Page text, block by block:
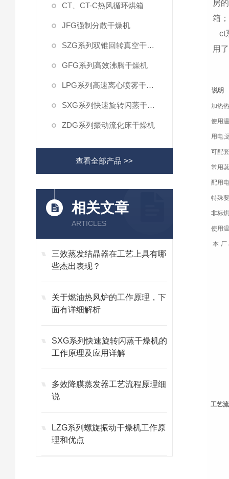
CT、CT-C热风循环烘箱
JFG强制分散干燥机
SZG系列双锥回转真空干燥机
GFG系列高效沸腾干燥机
LPG系列高速离心喷雾干燥机
SXG系列快速旋转闪蒸干燥机
ZDG系列振动流化床干燥机
查看全部产品 >>
相关文章
ARTICLES
三效蒸发结晶器在工艺上具有哪
些杰出表现？
关于燃油热风炉的工作原理，下
面有详细解析
SXG系列快速旋转闪蒸干燥机的
工作原理及应用详解
多效降膜蒸发器工艺流程原理细
说
LZG系列螺旋振动干燥机工作原
理和优点
房
箱
ct
用
说明
加热
使用
用电;
可配
常用
配用
特殊
非标
使用
本
工艺